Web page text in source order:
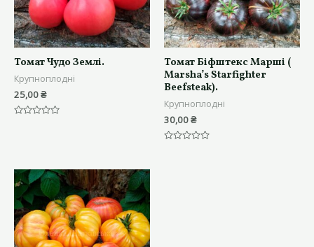
Томат Чудо Землі.
Крупноплодні
25,00₴
Томат Біфштекс Марші (
Marsha’s Starfighter
Beefsteak).
Крупноплодні
30,00₴